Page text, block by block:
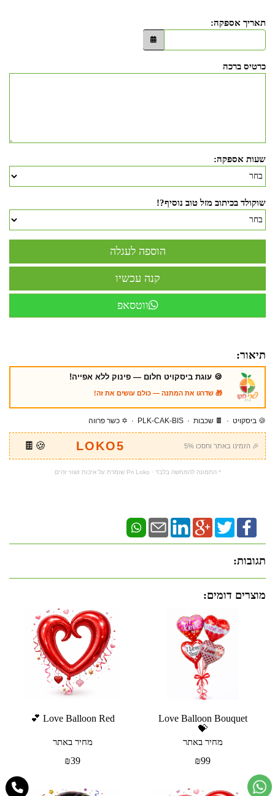
תאריך אספקה:
כרטיס ברכה
שעות אספקה:
שוקולד בכיתוב מזל טוב נוסיף?!
ווטסאפ
תיאור:
🍪 עוגת ביסקויט חלום — פינוק ללא אפייה!
🎁 שדרגו את המתנה — כולם עושים את זה!
🍪 ביסקויט · 🍫 שכבות · PLK-CAK-BIS · ✡️ כשר פרווה
🎉 הזמינו באתר וחסכו 5% LOKO5
🍪🍫
* התמונה להמחשה בלבד · Pri Loko שומרת על איכות ושווי זהים
תגובות:
מוצרים דומים:
Love Balloon Bouquet
💝
מחיר באתר
₪99
Love Balloon Red 💕
מחיר באתר
₪39